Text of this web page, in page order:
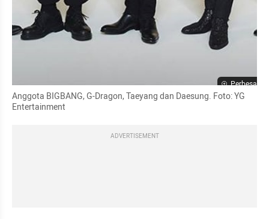
Perbesar
Anggota BIGBANG, G-Dragon, Taeyang dan Daesung. Foto: YG
Entertainment
ADVERTISEMENT